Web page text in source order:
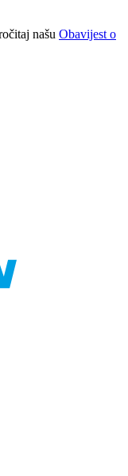
našu Obavijest o